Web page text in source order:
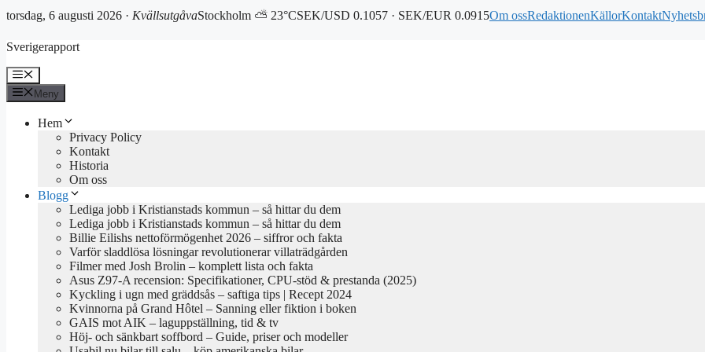
torsdag, 6 augusti 2026 · KvällsutgåvaStockholm ⛅ 23°CSEK/USD 0.1057 · SEK/EUR 0.0915Om ossRedaktionenKällorKontakt
till
Sverigerapport
Meny
Meny
Hem
Privacy Policy
Kontakt
Historia
Om oss
Blogg
Lediga jobb i Kristianstads kommun – så hittar du dem
Lediga jobb i Kristianstads kommun – så hittar du dem
Billie Eilishs nettoförmögenhet 2026 – siffror och fakta
Varför sladdlösa lösningar revolutionerar villaträdgården
Filmer med Josh Brolin – komplett lista och fakta
Asus Z97-A recension: Specifikationer, CPU-stöd & prestanda (2025)
Kyckling i ugn med gräddsås – saftiga tips | Recept 2024
Kvinnorna på Grand Hôtel – Sanning eller fiktion i boken
GAIS mot AIK – laguppställning, tid & tv
Höj- och sänkbart soffbord – Guide, priser och modeller